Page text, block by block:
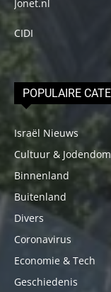
Jonet.nl
CIDI
POPULAIRE
Israël Nieuws
Cultuur & Jodendom
Binnenland
Buitenland
Divers
Coronavirus
Economie & Tech
Geschiedenis